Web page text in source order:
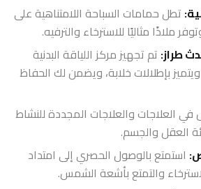
تطل حمامات السباحة اللامتناهية على
ملاذًا مثاليًا للاسترخاء والترفيه.
طراز: تم تجهيز مركز اللياقة البدنية
ويتميز بإطلالات خلابة، ويضمن لك الحفاظ
العلاجات والعلاجات المجددة للنشاط
العقل والجسم.
استمتع بالوصول الحصري إلى امتداد
والتمتع بأشعة الشمس.